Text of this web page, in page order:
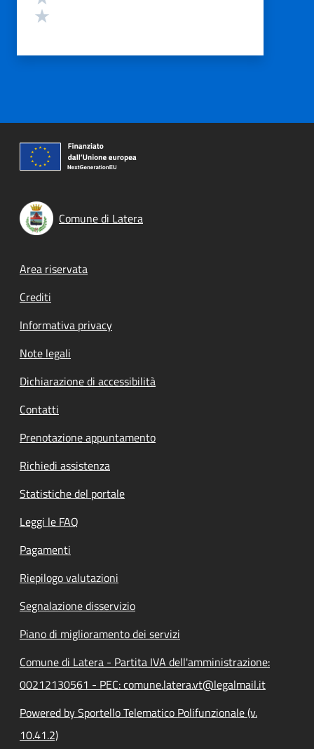
Comune di Latera
Footer menu
Area riservata
Crediti
Informativa privacy
Note legali
Dichiarazione di accessibilità
Contatti
Prenotazione appuntamento
Richiedi assistenza
Statistiche del portale
Leggi le FAQ
Pagamenti
Riepilogo valutazioni
Segnalazione disservizio
Piano di miglioramento dei servizi
Comune di Latera - Partita IVA dell'amministrazione:
00212130561 - PEC: comune.latera.vt@legalmail.it
Powered by Sportello Telematico Polifunzionale (v.
10.41.2)